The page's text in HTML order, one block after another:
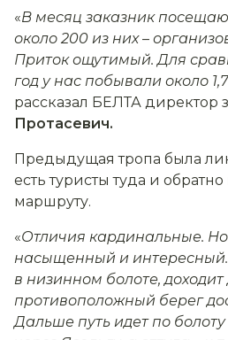
«В месяц заказник
около 200 из них–
Приток ощутимый. Для
год у нас побывали около
рассказал БЕЛТА директор
Протасевич.
Предыдущая тропа была
есть туристы туда и
маршруту.
«Отличия кардинальные.
насыщенный и
в низинном болоте,
противоположный берег
Дальше путь идет по